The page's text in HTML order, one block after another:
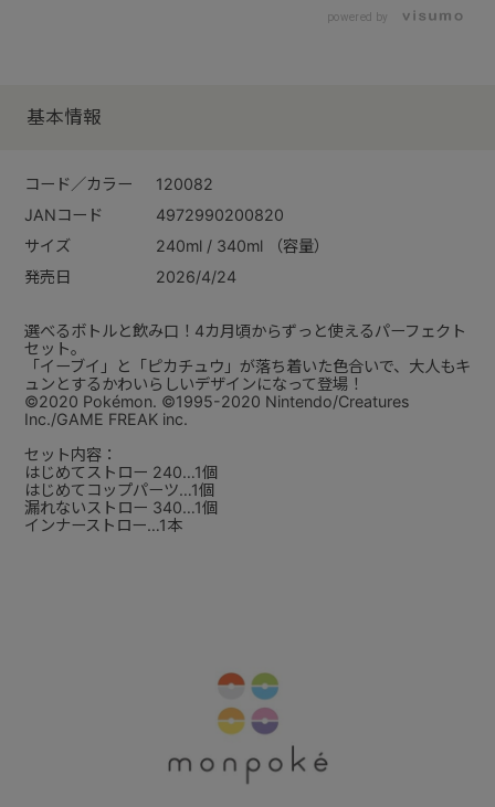
powered by
基本情報
コード／カラー
120082
JANコード
4972990200820
サイズ
240ml / 340ml （容量）
発売日
2026/4/24
選べるボトルと飲み口！4カ月頃からずっと使えるパーフェクト
セット。
「イーブイ」と「ピカチュウ」が落ち着いた色合いで、大人もキ
ュンとするかわいらしいデザインになって登場！
©2020 Pokémon. ©1995-2020 Nintendo/Creatures
Inc./GAME FREAK inc.
セット内容：
はじめてストロー 240…1個
はじめてコップパーツ…1個
漏れないストロー 340…1個
インナーストロー…1本